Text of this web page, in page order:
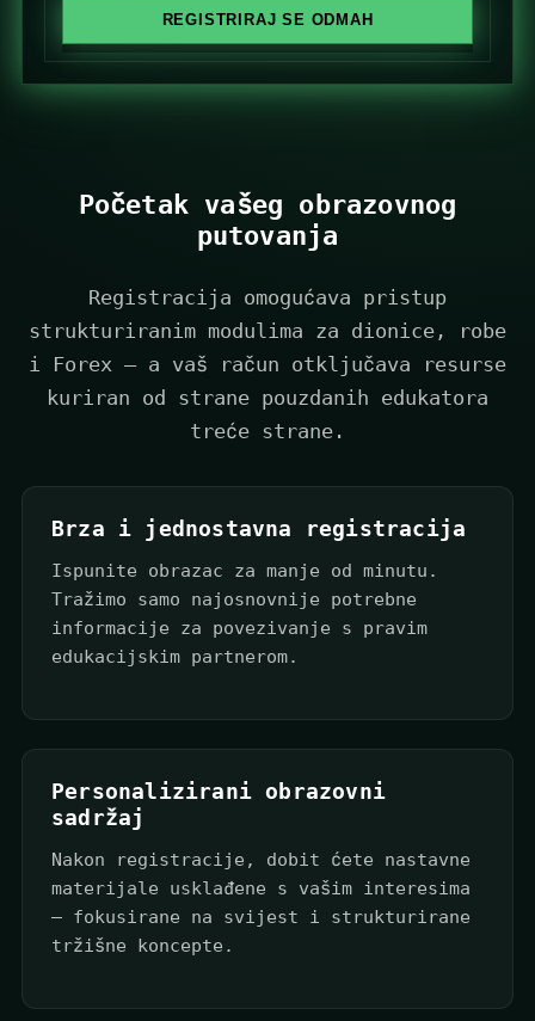
a
t
1
REGISTRIRAJ SE ODMAH
Početak vašeg obrazovnog
putovanja
Registracija omogućava pristup
strukturiranim modulima za dionice, robe
i Forex — a vaš račun otključava resurse
kuriran od strane pouzdanih edukatora
treće strane.
Brza i jednostavna registracija
Ispunite obrazac za manje od minutu.
Tražimo samo najosnovnije potrebne
informacije za povezivanje s pravim
edukacijskim partnerom.
Personalizirani obrazovni
sadržaj
Nakon registracije, dobit ćete nastavne
materijale usklađene s vašim interesima
— fokusirane na svijest i strukturirane
tržišne koncepte.